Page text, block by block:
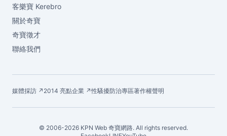
客樂寶 Kerebro
關於奇寶
奇寶徵才
聯絡我們
媒體採訪 ↗ 2014 亮點企業 ↗性騷擾防治專區著作權聲明
© 2006-2026 KPN Web 奇寶網路. All rights reserved.